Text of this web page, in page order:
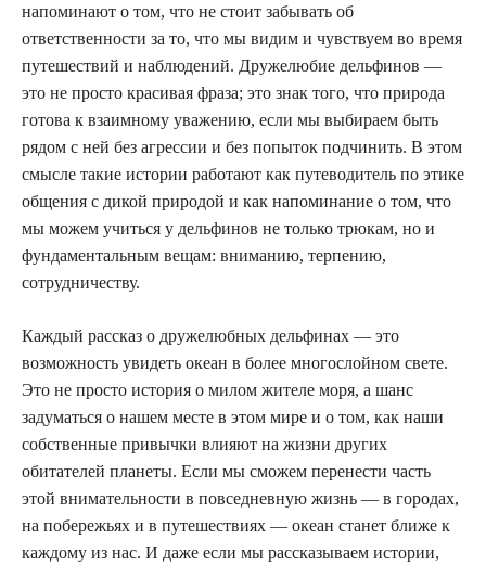
напоминают о том, что не стоит забывать об
ответственности за то, что мы видим и чувствуем во время
путешествий и наблюдений. Дружелюбие дельфинов —
это не просто красивая фраза; это знак того, что природа
готова к взаимному уважению, если мы выбираем быть
рядом с ней без агрессии и без попыток подчинить. В этом
смысле такие истории работают как путеводитель по этике
общения с дикой природой и как напоминание о том, что
мы можем учиться у дельфинов не только трюкам, но и
фундаментальным вещам: вниманию, терпению,
сотрудничеству.
Каждый рассказ о дружелюбных дельфинах — это
возможность увидеть океан в более многослойном свете.
Это не просто история о милом жителе моря, а шанс
задуматься о нашем месте в этом мире и о том, как наши
собственные привычки влияют на жизни других
обитателей планеты. Если мы сможем перенести часть
этой внимательности в повседневную жизнь — в городах,
на побережьях и в путешествиях — океан станет ближе к
каждому из нас. И даже если мы рассказываем истории,